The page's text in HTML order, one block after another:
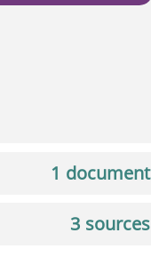
1 document
3 sources